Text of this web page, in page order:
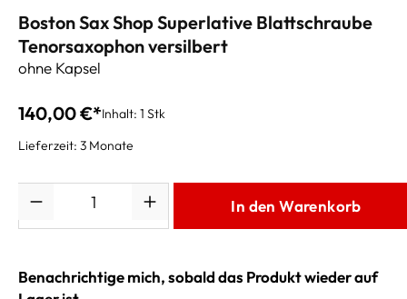
Boston Sax Shop Superlative Blattschraube
Tenorsaxophon versilbert
ohne Kapsel
140,00 €*Inhalt: 1 Stk
Lieferzeit: 3 Monate
In den Warenkorb
Benachrichtige mich, sobald das Produkt wieder auf